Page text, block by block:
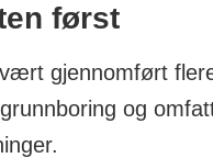
først
gjennomført
og